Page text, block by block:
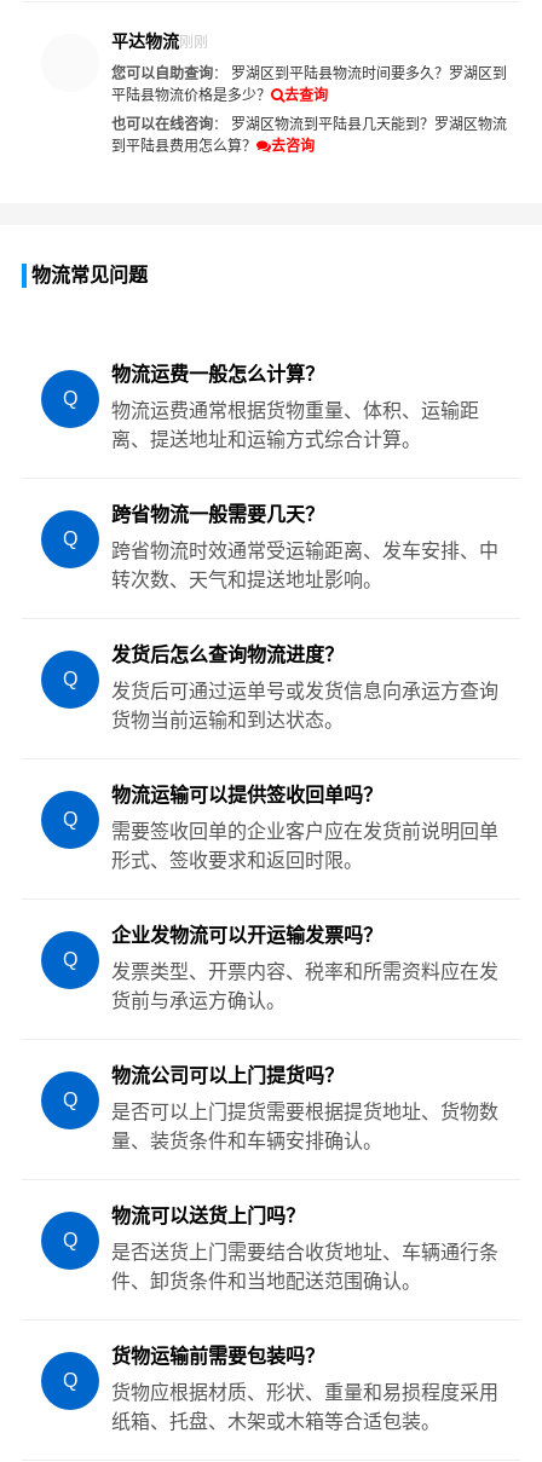
平达物流刚刚
您可以自助查询： 罗湖区到平陆县物流时间要多久？ 罗湖区到
平陆县物流价格是多少？
去查询
也可以在线咨询： 罗湖区物流到平陆县几天能到？ 罗湖区物流
到平陆县费用怎么算？
去咨询
物流常见问题
Q
物流运费一般怎么计算？
物流运费通常根据货物重量、体积、运输距
离、提送地址和运输方式综合计算。
Q
跨省物流一般需要几天？
跨省物流时效通常受运输距离、发车安排、中
转次数、天气和提送地址影响。
Q
发货后怎么查询物流进度？
发货后可通过运单号或发货信息向承运方查询
货物当前运输和到达状态。
Q
物流运输可以提供签收回单吗？
需要签收回单的企业客户应在发货前说明回单
形式、签收要求和返回时限。
Q
企业发物流可以开运输发票吗？
发票类型、开票内容、税率和所需资料应在发
货前与承运方确认。
Q
物流公司可以上门提货吗？
是否可以上门提货需要根据提货地址、货物数
量、装货条件和车辆安排确认。
Q
物流可以送货上门吗？
是否送货上门需要结合收货地址、车辆通行条
件、卸货条件和当地配送范围确认。
Q
货物运输前需要包装吗？
货物应根据材质、形状、重量和易损程度采用
纸箱、托盘、木架或木箱等合适包装。